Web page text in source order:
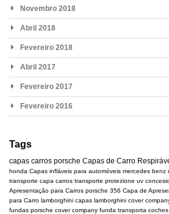
Novembro 2018
Abril 2018
Fevereiro 2018
Abril 2017
Fevereiro 2017
Fevereiro 2016
Tags
capas carros porsche Capas de Carro
honda Capas infláveis para automóveis mercedes benz
transporte capa carros transporte protezione uv
Apresentação para Carros porsche 356 Capa de
para Carro lamborghini capas lamborghini cover
fundas porsche cover company funda transporta coches